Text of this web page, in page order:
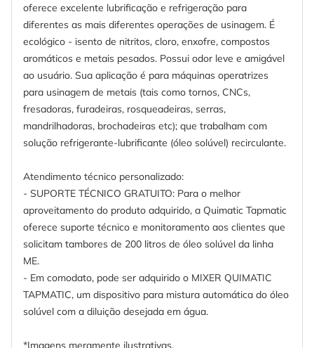
oferece excelente lubrificação e refrigeração para
diferentes as mais diferentes operações de usinagem. É
ecológico - isento de nitritos, cloro, enxofre, compostos
aromáticos e metais pesados. Possui odor leve e amigável
ao usuário. Sua aplicação é para máquinas operatrizes
para usinagem de metais (tais como tornos, CNCs,
fresadoras, furadeiras, rosqueadeiras, serras,
mandrilhadoras, brochadeiras etc); que trabalham com
solução refrigerante-lubrificante (óleo solúvel) recirculante.
Atendimento técnico personalizado:
- SUPORTE TÉCNICO GRATUITO: Para o melhor
aproveitamento do produto adquirido, a Quimatic Tapmatic
oferece suporte técnico e monitoramento aos clientes que
solicitam tambores de 200 litros de óleo solúvel da linha
ME.
- Em comodato, pode ser adquirido o MIXER QUIMATIC
TAPMATIC, um dispositivo para mistura automática do óleo
solúvel com a diluição desejada em água.
*Imagens meramente ilustrativas.